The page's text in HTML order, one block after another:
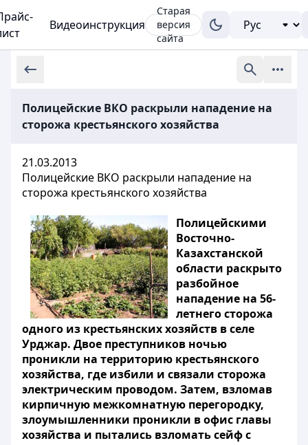
Видеоинструкция
Старая
версия
сайта
Полицейские ВКО раскрыли нападение на
сторожа крестьянского хозяйства
21.03.2013
Полицейские ВКО раскрыли нападение на
сторожа крестьянского хозяйства
Полицейскими
Восточно-
Казахстанской
области раскрыто
разбойное
нападение на 56-
летнего сторожа
одного из крестьянских хозяйств в селе
Урджар. Двое преступников ночью
проникли на территорию крестьянского
хозяйства, где избили и связали сторожа
электрическим проводом. Затем, взломав
кирпичную межкомнатную перегородку,
злоумышленники проникли в офис главы
хозяйства и пытались взломать сейф с